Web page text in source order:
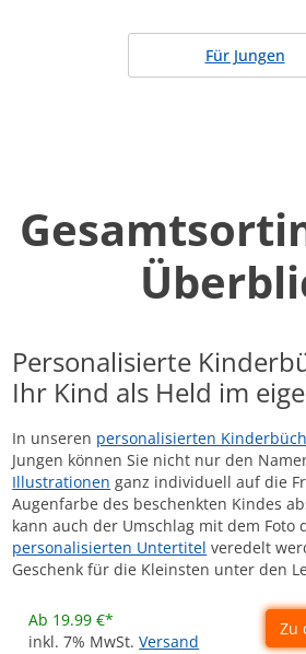
Für Jungen
Personalisierte
Ihr Kind als Held im
In unseren personalisierten
Jungen können Sie nicht nur den
Illustrationen ganz individuell auf die
Augenfarbe des beschenkten Kindes
kann auch der Umschlag mit dem Foto
personalisierten Untertitel veredelt
Geschenk für die Kleinsten unter den
Ab 19.99 €*
inkl. 7% MwSt.Versand
Zu